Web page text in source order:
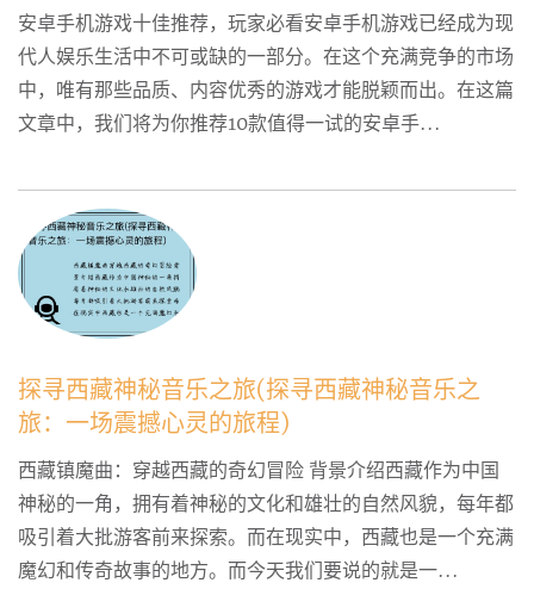
安卓手机游戏十佳推荐，玩家必看安卓手机游戏已经成为现
代人娱乐生活中不可或缺的一部分。在这个充满竞争的市场
中，唯有那些品质、内容优秀的游戏才能脱颖而出。在这篇
文章中，我们将为你推荐10款值得一试的安卓手...
探寻西藏神秘音乐之旅(探寻西藏神秘音乐之
旅：一场震撼心灵的旅程)
西藏镇魔曲：穿越西藏的奇幻冒险 背景介绍西藏作为中国
神秘的一角，拥有着神秘的文化和雄壮的自然风貌，每年都
吸引着大批游客前来探索。而在现实中，西藏也是一个充满
魔幻和传奇故事的地方。而今天我们要说的就是一...